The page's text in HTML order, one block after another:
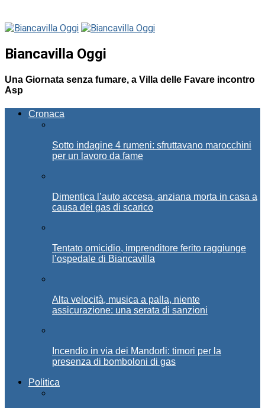
Biancavilla Oggi
Una Giornata senza fumare, a Villa delle Favare incontro
Asp
Cronaca
Sotto indagine 4 rumeni: sfruttavano marocchini
per un lavoro da fame
Dimentica l’auto accesa, anziana morta in casa a
causa dei gas di scarico
Tentato omicidio, imprenditore ferito raggiunge
l’ospedale di Biancavilla
Alta velocità, musica a palla, niente
assicurazione: una serata di sanzioni
Incendio in via dei Mandorli: timori per la
presenza di bomboloni di gas
Politica